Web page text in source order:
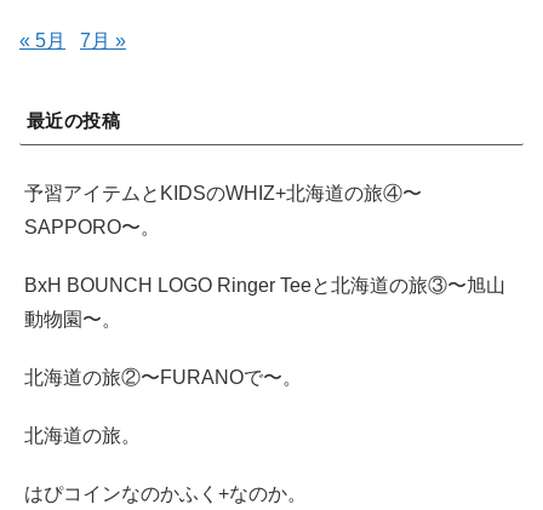
« 5月 7月 »
最近の投稿
予習アイテムとKIDSのWHIZ+北海道の旅④〜
SAPPORO〜。
BxH BOUNCH LOGO Ringer Teeと北海道の旅③〜旭山
動物園〜。
北海道の旅②〜FURANOで〜。
北海道の旅。
はぴコインなのかふく+なのか。